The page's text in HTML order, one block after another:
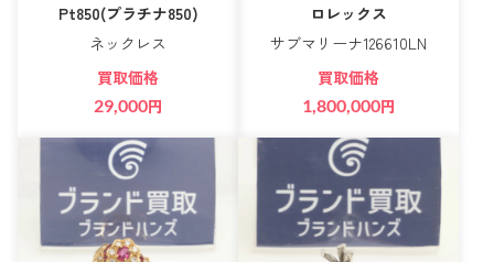
Pt850(プラチナ850)
ネックレス
買取価格
29,000円
ロレックス
サブマリーナ126610LN
買取価格
1,800,000円